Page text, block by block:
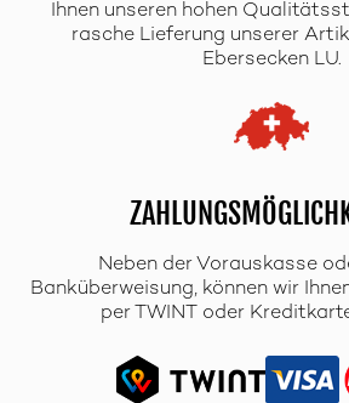
Ihnen unseren hohen
rasche Lieferung unserer
Ebersecken LU.
Neben der Vorauskasse
Banküberweisung, können wir
per TWINT oder